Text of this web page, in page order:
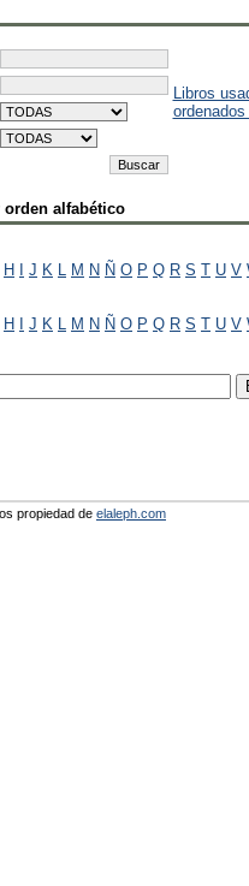
Libros
alfabético
H I J K L M N Ñ O P Q R S T U V
H I J K L M N Ñ O P Q R S T U V
propiedad de elaleph.com